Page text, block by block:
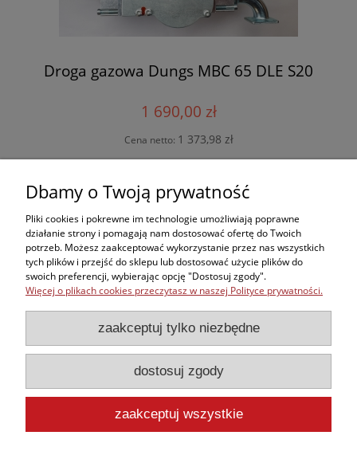
Droga gazowa Dungs MBC 65 DLE S20
1 690,00 zł
Cena netto: 1 373,98 zł
Zakupy
Kontakt
Informacje
Moje konto
Dbamy o Twoją prywatność
Pliki cookies i pokrewne im technologie umożliwiają poprawne
działanie strony i pomagają nam dostosować ofertę do Twoich
potrzeb. Możesz zaakceptować wykorzystanie przez nas wszystkich
tych plików i przejść do sklepu lub dostosować użycie plików do
swoich preferencji, wybierając opcję "Dostosuj zgody".
Więcej o plikach cookies przeczytasz w naszej Polityce prywatności.
zaakceptuj tylko niezbędne
dostosuj zgody
zaakceptuj wszystkie